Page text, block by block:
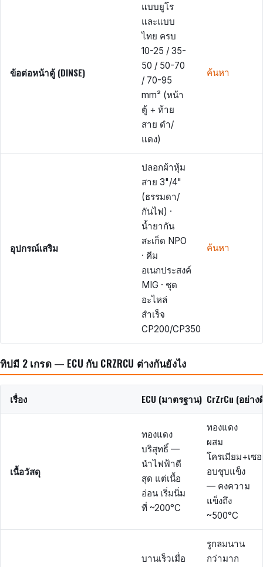
ข้อต่อหน้าตู้ (DINSE)
แบบยูโร
และแบบ
ไทย ครบ
10-25 / 35-
50 / 50-70
/ 70-95
mm² (หน้า
ตู้ + ท้าย
สาย ดำ/
แดง)
ค้นหา
อุปกรณ์เสริม
ปลอกผ้าหุ้ม
สาย 3"/4"
(ธรรมดา/
กันไฟ) ·
น้ำยากัน
สะเก็ด NPO
· คีม
อเนกประสงค์
MIG · ชุด
อะไหล่
สำเร็จ
CP200/CP350
ค้นหา
ทิปมี 2 เกรด — ECU กับ CRZRCU ต่างกันยังไง
เรื่อง ECU (มาตรฐาน) CrZrCu (อย่าง
เนื้อวัสดุ
ทองแดง
บริสุทธิ์ —
นำไฟฟ้าดี
สุด แต่เนื้อ
อ่อน เริ่มนิ่ม
ที่ ~200°C
ทองแดง
ผสม
โครเมียม+เซ
อบชุบแข็ง
— คงความ
แข็งถึง
~500°C
บานเร็วเมื่อ
รูกลมนาน
กว่ามาก